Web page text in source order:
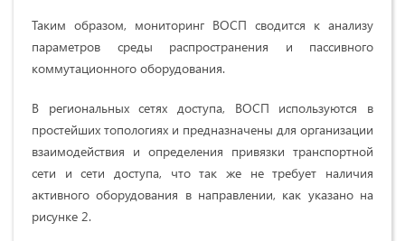
Таким образом, мониторинг ВОСП сводится к анализу
параметров среды распространения и пассивного
коммутационного оборудования.
В региональных сетях доступа, ВОСП используются в
простейших топологиях и предназначены для организации
взаимодействия и определения привязки транспортной
сети и сети доступа, что так же не требует наличия
активного оборудования в направлении, как указано на
рисунке 2.